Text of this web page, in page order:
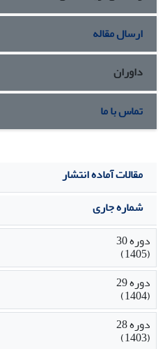
ارسال مقاله
داوران
تماس با ما
مقالات آماده انتشار
شماره جاری
دوره 30
(1405)
دوره 29
(1404)
دوره 28
(1403)